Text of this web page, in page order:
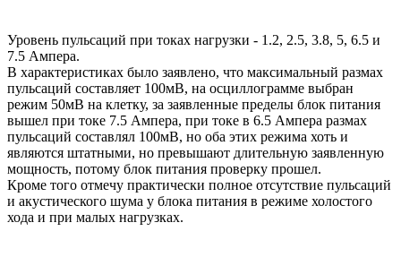
Уровень пульсаций при токах нагрузки - 1.2, 2.5, 3.8, 5, 6.5 и
7.5 Ампера.
В характеристиках было заявлено, что максимальный размах
пульсаций составляет 100мВ, на осциллограмме выбран
режим 50мВ на клетку, за заявленные пределы блок питания
вышел при токе 7.5 Ампера, при токе в 6.5 Ампера размах
пульсаций составлял 100мВ, но оба этих режима хоть и
являются штатными, но превышают длительную заявленную
мощность, потому блок питания проверку прошел.
Кроме того отмечу практически полное отсутствие пульсаций
и акустического шума у блока питания в режиме холостого
хода и при малых нагрузках.